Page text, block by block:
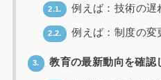
2.1. 例えば：技術の遅
2.2. 例えば：制度の変
3. 教育の最新動向を確認